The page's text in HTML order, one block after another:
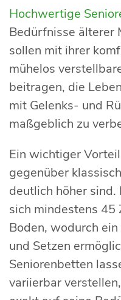
Hochwertige
Bedürfnisse älterer
sollen mit ihrer
mühelos
beitragen, die
mit Gelenks- und
maßgeblich zu
Ein wichtiger
gegenüber
deutlich höher
sich mindestens 45
Boden, wodurch
und Setzen
Seniorenbetten
variierbar